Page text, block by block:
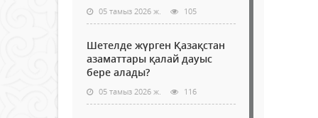
05 тамыз 2026 ж. 105
Шетелде жүрген Қазақстан
азаматтары қалай дауыс
бере алады?
05 тамыз 2026 ж. 116